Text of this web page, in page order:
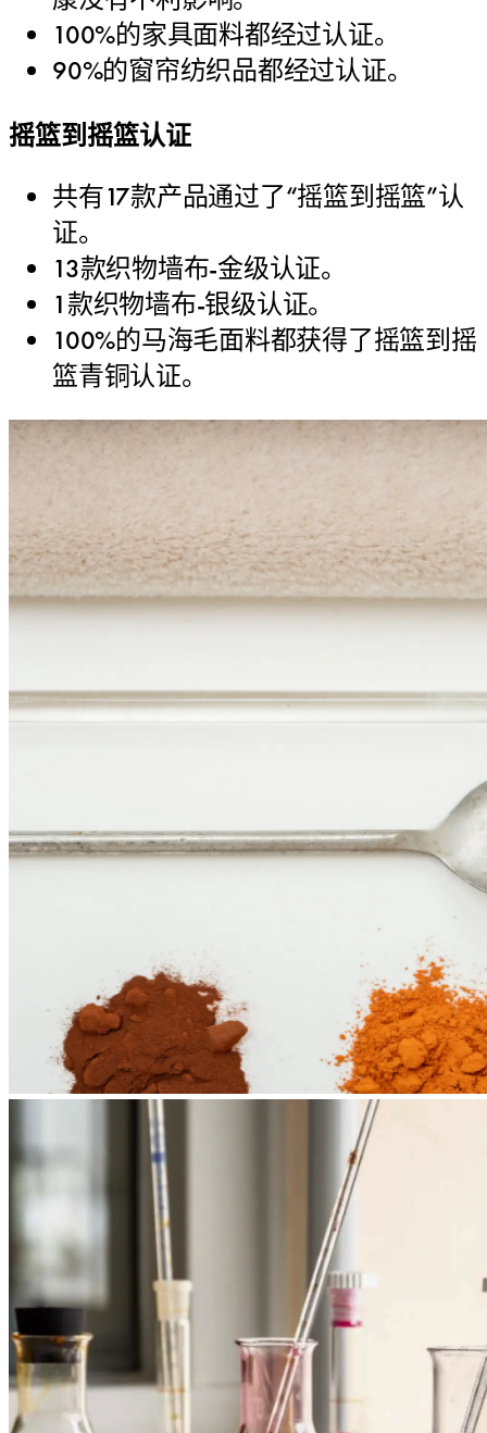
100%的家具面料都经过认证。
90%的窗帘纺织品都经过认证。
摇篮到摇篮认证
共有17款产品通过了“摇篮到摇篮”认
证。
13款织物墙布-金级认证。
1款织物墙布-银级认证。
100%的马海毛面料都获得了摇篮到摇
篮青铜认证。